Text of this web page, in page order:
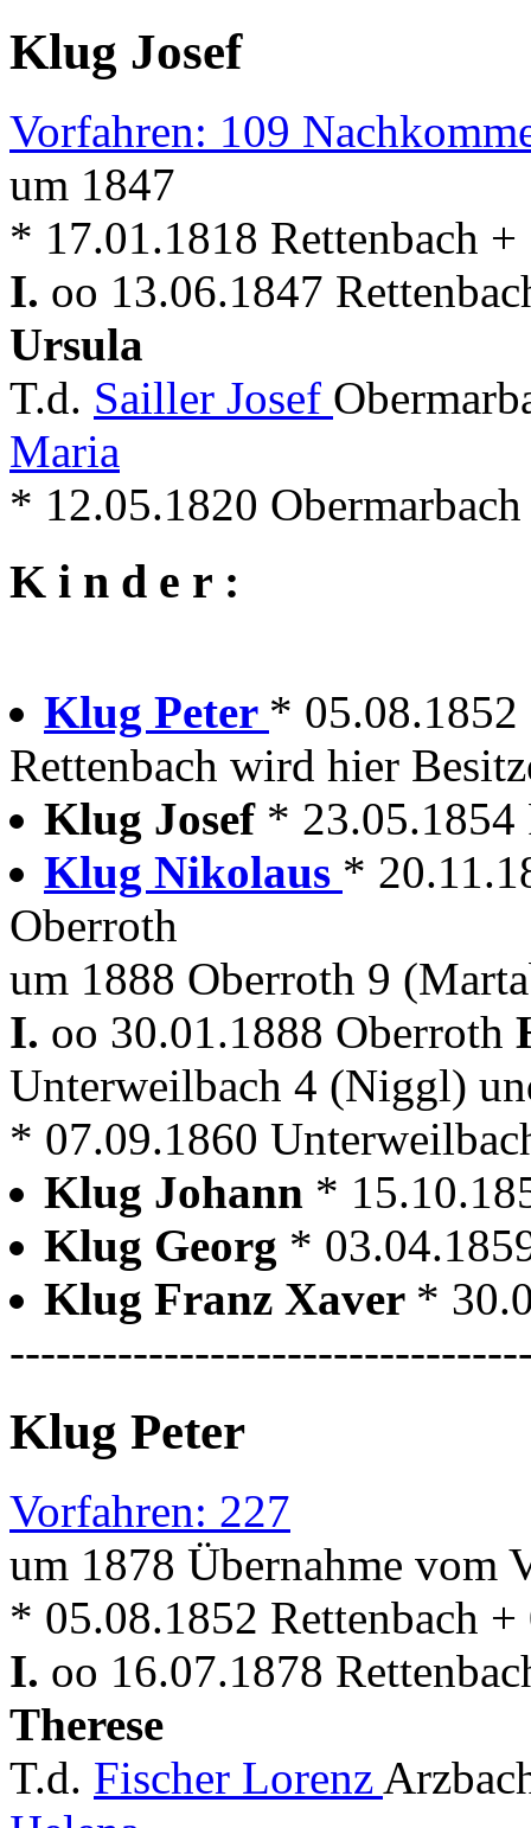
Klug Josef
Vorfahren: 109
um 1847
* 17.01.1818 Rettenbach
I. oo 13.06.1847
Ursula
T.d. Sailler Josef
Maria
* 12.05.1820
K i n d e r :
Klug Peter * 05.08.1852
Rettenbach wird hier
Klug Josef * 23.05.1854
Klug Nikolaus *
Oberroth
um 1888 Oberroth 9
I. oo 30.01.1888 Oberroth
Unterweilbach 4 (Niggl)
* 07.09.1860
Klug Johann *
Klug Georg *
Klug Franz Xaver *
Klug Peter
Vorfahren: 227
um 1878 Übernahme vom
* 05.08.1852 Rettenbach
I. oo 16.07.1878
Therese
T.d. Fischer Lorenz